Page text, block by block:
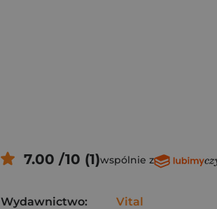
7.00 /10 (1)wspólnie z
Wydawnictwo: Vital